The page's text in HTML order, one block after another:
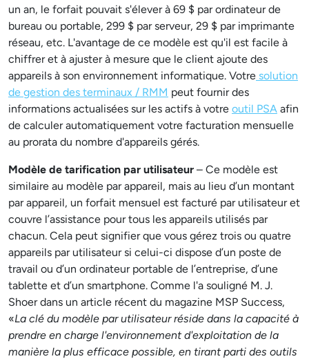
un an, le forfait pouvait s'élever à 69 $ par ordinateur de
bureau ou portable, 299 $ par serveur, 29 $ par imprimante
réseau, etc. L'avantage de ce modèle est qu'il est facile à
chiffrer et à ajuster à mesure que le client ajoute des
appareils à son environnement informatique. Votre solution
de gestion des terminaux / RMM peut fournir des
informations actualisées sur les actifs à votre outil PSA afin
de calculer automatiquement votre facturation mensuelle
au prorata du nombre d'appareils gérés.
Modèle de tarification par utilisateur – Ce modèle est
similaire au modèle par appareil, mais au lieu d’un montant
par appareil, un forfait mensuel est facturé par utilisateur et
couvre l’assistance pour tous les appareils utilisés par
chacun. Cela peut signifier que vous gérez trois ou quatre
appareils par utilisateur si celui-ci dispose d’un poste de
travail ou d’un ordinateur portable de l’entreprise, d’une
tablette et d’un smartphone. Comme l'a souligné M. J.
Shoer dans un article récent du magazine MSP Success,
«La clé du modèle par utilisateur réside dans la capacité à
prendre en charge l'environnement d'exploitation de la
manière la plus efficace possible, en tirant parti des outils